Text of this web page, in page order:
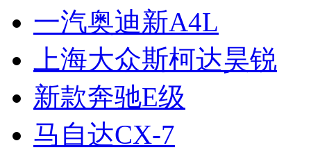
一汽奥迪新A4L
上海大众斯柯达昊锐
新款奔驰E级
马自达CX-7